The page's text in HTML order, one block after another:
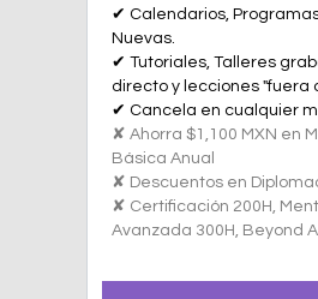
✔ Calendarios,
Nuevas.
✔ Tutoriales, Talleres
directo y lecciones "fuera
✔ Cancela en cualquier
✘ Ahorra $1,100 MXN en
Básica Anual
✘ Descuentos en
✘ Certificación 200H,
Avanzada 300H, Beyond